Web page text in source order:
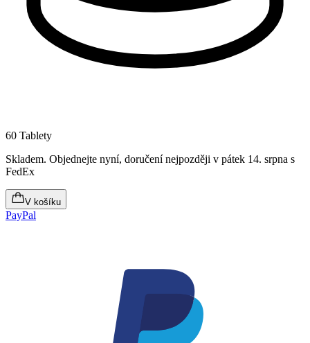
60 Tablety
Skladem. Objednejte nyní, doručení nejpozději v pátek 14. srpna s
FedEx
V košíku
PayPal